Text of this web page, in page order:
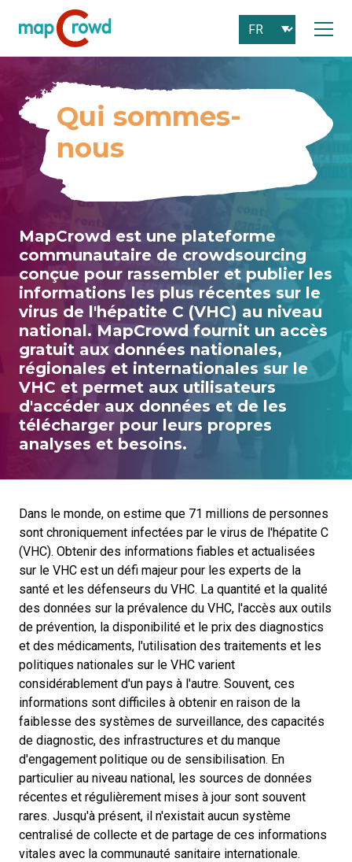
Qui sommes-
nous
MapCrowd est une plateforme
communautaire de crowdsourcing
conçue pour rassembler et publier les
informations les plus récentes sur le
virus de l'hépatite C (VHC) au niveau
national. MapCrowd fournit un accès
gratuit aux données nationales,
régionales et internationales sur le
VHC et permet aux utilisateurs
d'accéder aux données et de les
télécharger pour leurs propres
analyses et besoins.
Dans le monde, on estime que 71 millions de personnes
sont chroniquement infectées par le virus de l'hépatite C
(VHC). Obtenir des informations fiables et actualisées
sur le VHC est un défi majeur pour les experts de la
santé et les défenseurs du VHC. La quantité et la qualité
des données sur la prévalence du VHC, l'accès aux outils
de prévention, la disponibilité et le prix des diagnostics
et des médicaments, l'utilisation des traitements et les
politiques nationales sur le VHC varient
considérablement d'un pays à l'autre. Souvent, ces
informations sont difficiles à obtenir en raison de la
faiblesse des systèmes de surveillance, des capacités
de diagnostic, des infrastructures et du manque
d'engagement politique ou de sensibilisation. En
particulier au niveau national, les sources de données
récentes et régulièrement mises à jour sont souvent
rares. Jusqu'à présent, il n'existait aucun système
centralisé de collecte et de partage de ces informations
vitales avec la communauté sanitaire internationale.